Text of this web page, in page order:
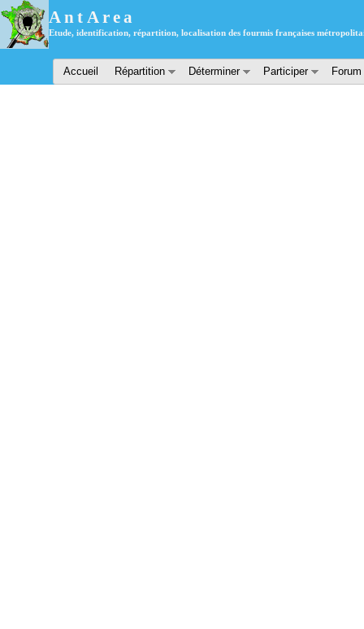
AntArea
Etude, identification, répartition, localisation des fourmis françaises
Accueil Répartition Déterminer Participer Forum